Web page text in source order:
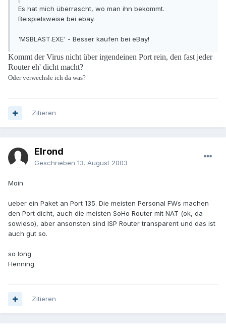
Es hat mich überrascht, wo man ihn bekommt.
Beispielsweise bei ebay.
'MSBLAST.EXE' - Besser kaufen bei eBay!
Kommt der Virus nicht über irgendeinen Port rein, den fast jeder
Router eh' dicht macht?
Oder verwechsle ich da was?
Zitieren
Elrond
Geschrieben 13. August 2003
Moin
ueber ein Paket an Port 135. Die meisten Personal FWs machen
den Port dicht, auch die meisten SoHo Router mit NAT (ok, da
sowieso), aber ansonsten sind ISP Router transparent und das ist
auch gut so.
so long
Henning
Zitieren